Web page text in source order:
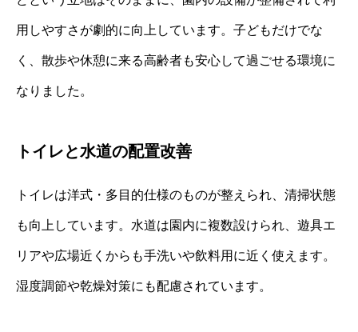
用しやすさが劇的に向上しています。子どもだけでな
く、散歩や休憩に来る高齢者も安心して過ごせる環境に
なりました。
トイレと水道の配置改善
トイレは洋式・多目的仕様のものが整えられ、清掃状態
も向上しています。水道は園内に複数設けられ、遊具エ
リアや広場近くからも手洗いや飲料用に近く使えます。
湿度調節や乾燥対策にも配慮されています。